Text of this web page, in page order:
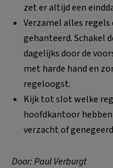
zet er altijd een
Verzamel alles
gehanteerd. Schakel
dagelijks door de
met harde hand en
regeloogst.
Kijk tot slot welke
hoofdkantoor
verzacht of
Door: Paul Verburgt